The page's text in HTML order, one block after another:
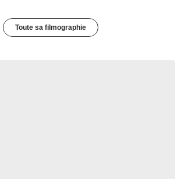
Toute sa filmographie